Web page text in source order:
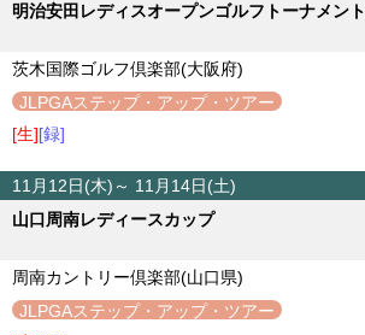
明治安田レディスオープンゴルフトーナメント
茨木国際ゴルフ倶楽部(大阪府)
JLPGAステップ・アップ・ツアー
[生][録]
11月12日(木)～ 11月14日(土)
山口周南レディースカップ
周南カントリー倶楽部(山口県)
JLPGAステップ・アップ・ツアー